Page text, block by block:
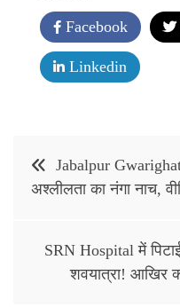
Facebook
Linkedin
Post
navigation
Jabalpur Gwarighat
अश्लीलता का नंगा नाच,
SRN Hospital में
शवयात्रा! आखिर